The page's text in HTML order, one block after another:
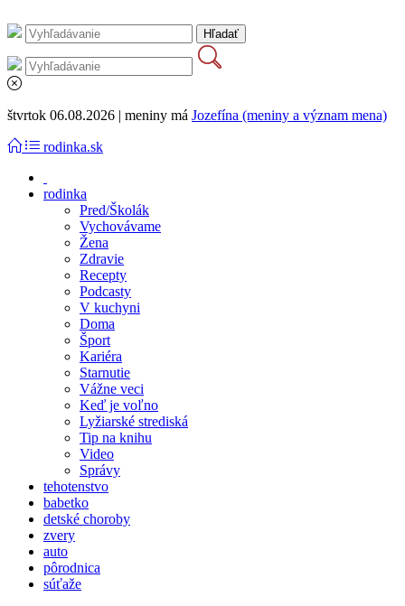
štvrtok 06.08.2026 | meniny má Jozefína (meniny a význam mena)
rodinka.sk
rodinka
Pred/Školák
Vychovávame
Žena
Zdravie
Recepty
Podcasty
V kuchyni
Doma
Šport
Kariéra
Starnutie
Vážne veci
Keď je voľno
Lyžiarské strediská
Tip na knihu
Video
Správy
tehotenstvo
babetko
detské choroby
zvery
auto
pôrodnica
súťaže